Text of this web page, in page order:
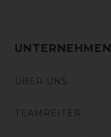
UNTERNEHMEN
ÜBER UNS
TEAMREITER